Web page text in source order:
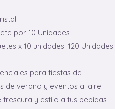
por 10 Unidades
x 10 unidades. 120 Unidades
para fiestas de
de verano y eventos al aire
frescura y estilo a tus bebidas